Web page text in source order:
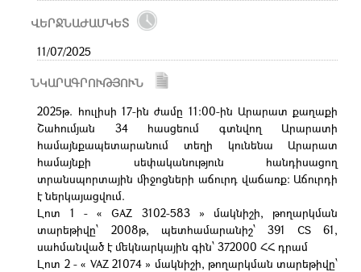
ՎԵՐՋՆԱԺԱՄԿԵՏ
11/07/2025
ՆԿԱՐԱԳՐՈՒԹՅՈՒՆ
2025թ. հուլիսի 17-ին ժամը 11:00-ին Արարատ քաղաքի
Շահումյան 34 հասցեում գտնվող Արարատի
համայնքապետարանում տեղի կունենա Արարատ
համայնքի սեփականություն հանդիսացող
տրանսպորտային միջոցների աճուրդ վաճառք: Աճուրդի
է ներկայացվում.
Լոտ 1 - « GAZ 3102-583 » մակնիշի, թողարկման
տարեթիվը՝ 2008թ, պետհամարանիշ՝ 391 CS 61,
սահմանված է մեկնարկային գին՝ 372000 ՀՀ դրամ
Լոտ 2 - « VAZ 21074 » մակնիշի, թողարկման տարեթիվը՝